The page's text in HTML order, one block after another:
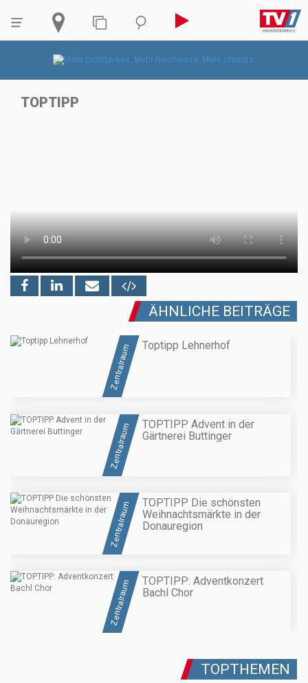
TOPTIPP
ÄHNLICHE BEITRÄGE
Zentralraum Toptipp Lehnerhof
Zentralraum
TOPTIPP Advent in der
Gärtnerei Buttinger
Zentralraum
TOPTIPP Die schönsten
Weihnachtsmärkte in der
Donauregion
Zentralraum
TOPTIPP: Adventkonzert
Bachl Chor
TOPTHEMEN